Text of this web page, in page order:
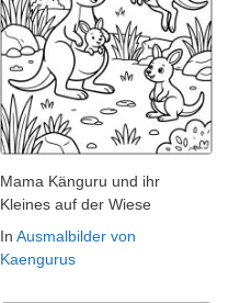
Mama Känguru und ihr
Kleines auf der Wiese
In Ausmalbilder von
Kaengurus